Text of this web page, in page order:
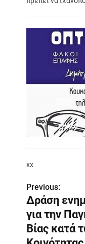
xx
Π
λ
ο
Previous:
Δράση
για την
Βίας κατά